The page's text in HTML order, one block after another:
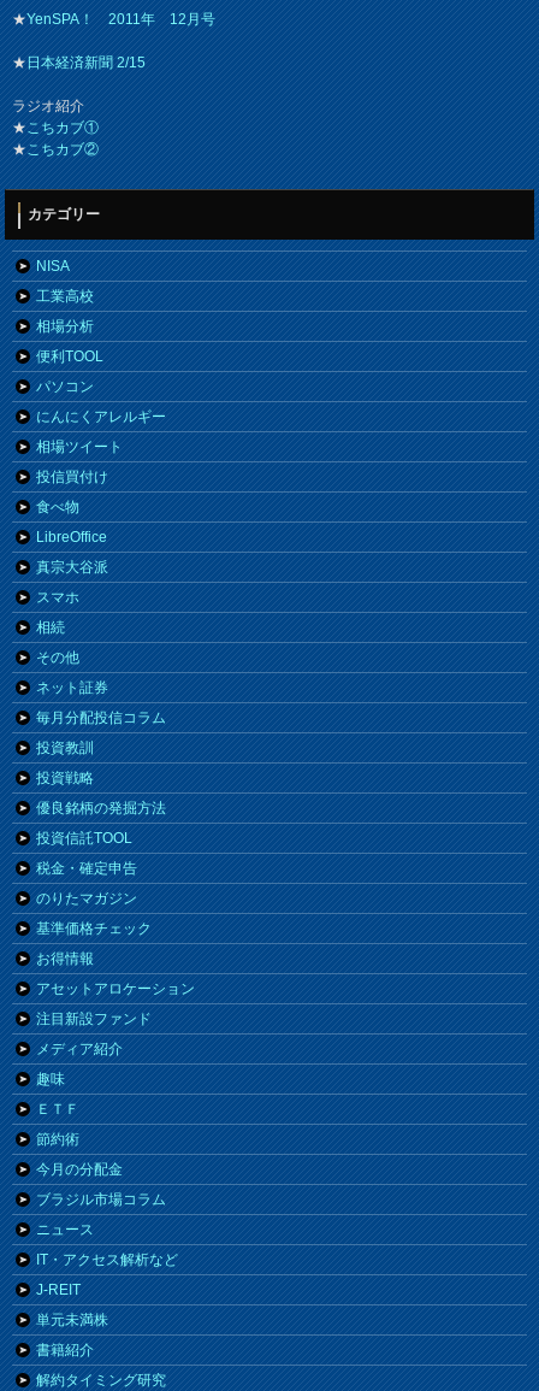
★YenSPA！ 2011年 12月号
★日本経済新聞 2/15
ラジオ紹介
★こちカブ①
★こちカブ②
カテゴリー
NISA
工業高校
相場分析
便利TOOL
パソコン
にんにくアレルギー
相場ツイート
投信買付け
食べ物
LibreOffice
真宗大谷派
スマホ
相続
その他
ネット証券
毎月分配投信コラム
投資教訓
投資戦略
優良銘柄の発掘方法
投資信託TOOL
税金・確定申告
のりたマガジン
基準価格チェック
お得情報
アセットアロケーション
注目新設ファンド
メディア紹介
趣味
ＥＴＦ
節約術
今月の分配金
ブラジル市場コラム
ニュース
IT・アクセス解析など
J-REIT
単元未満株
書籍紹介
解約タイミング研究